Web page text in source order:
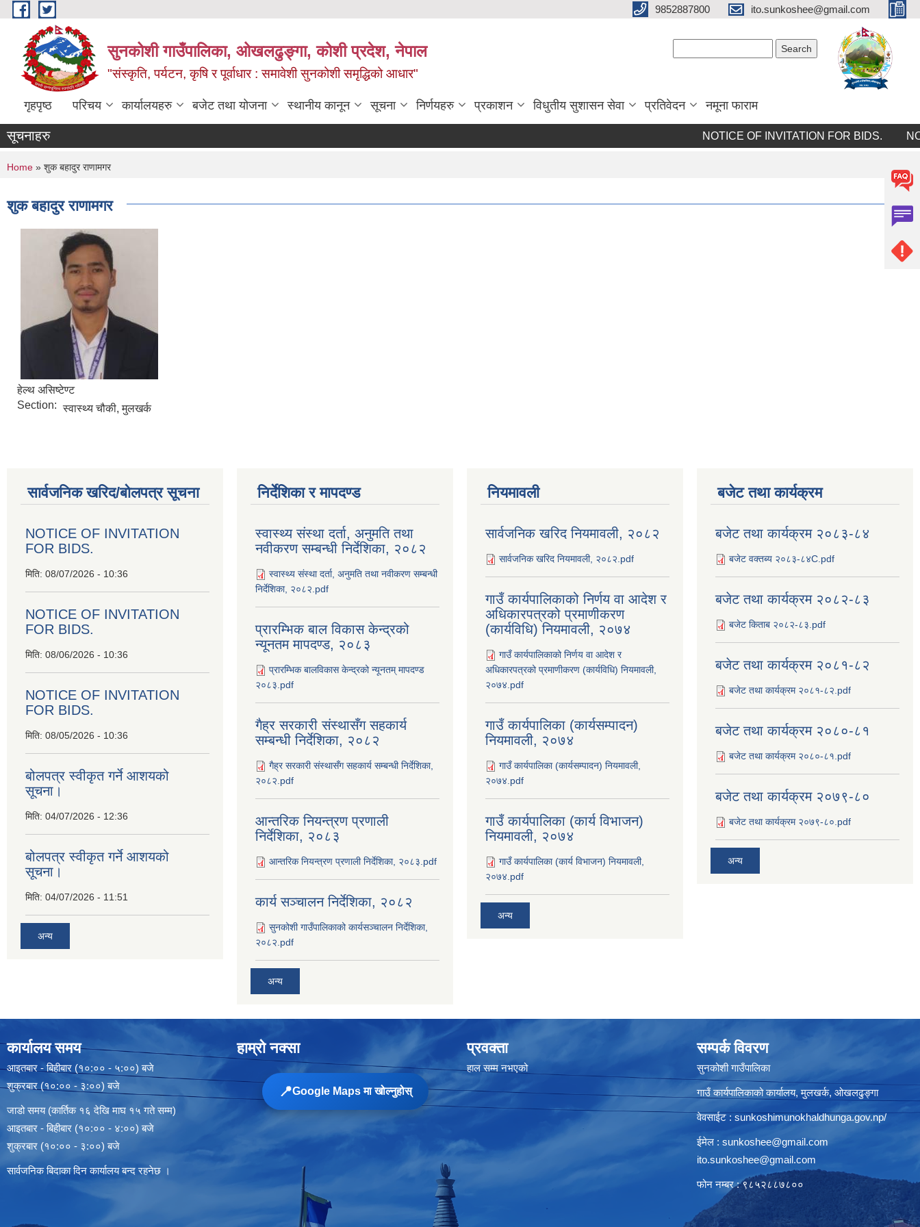
Skip to main content 9852887800 ito.sunkoshee@gmail.com
सुनकोशी गाउँपालिका, ओखलढुङ्गा, कोशी प्रदेश, नेपाल
"संस्कृति, पर्यटन, कृषि र पूर्वाधार : समावेशी सुनकोशी समृद्धिको आधार"
गृहपृष्ठ परिचय कार्यालयहरु बजेट तथा योजना स्थानीय कानून सूचना निर्णयहरु प्रकाशन विधुतीय सुशासन सेवा प्रतिवेदन नमूना फाराम
सूचनाहरु NOTICE OF INVITATION FOR BIDS.
You are here
Home » शुक बहादुर राणामगर
शुक बहादुर राणामगर
हेल्थ असिष्टेण्ट
Section: स्वास्थ्य चौकी, मुलखर्क
सार्वजनिक खरिद/बोलपत्र सूचना
NOTICE OF INVITATION
FOR BIDS.
मिति: 08/07/2026 - 10:36
NOTICE OF INVITATION
FOR BIDS.
मिति: 08/06/2026 - 10:36
NOTICE OF INVITATION
FOR BIDS.
मिति: 08/05/2026 - 10:36
बोलपत्र स्वीकृत गर्ने आशयको
सूचना।
मिति: 04/07/2026 - 12:36
बोलपत्र स्वीकृत गर्ने आशयको
सूचना।
मिति: 04/07/2026 - 11:51
अन्य
निर्देशिका र मापदण्ड
स्वास्थ्य संस्था दर्ता, अनुमति तथा
नवीकरण सम्बन्धी निर्देशिका, २०८२
स्वास्थ्य संस्था दर्ता, अनुमति तथा नवीकरण सम्बन्धी
निर्देशिका, २०८२.pdf
प्रारम्भिक बाल विकास केन्द्रको
न्यूनतम मापदण्ड, २०८३
प्रारम्भिक बालविकास केन्द्रको न्यूनतम् मापदण्ड
२०८३.pdf
गैह्र सरकारी संस्थासँग सहकार्य
सम्बन्धी निर्देशिका, २०८२
गैह्र सरकारी संस्थासँग सहकार्य सम्बन्धी निर्देशिका,
२०८२.pdf
आन्तरिक नियन्त्रण प्रणाली
निर्देशिका, २०८३
आन्तरिक नियन्त्रण प्रणाली निर्देशिका, २०८३.pdf
कार्य सञ्‍चालन निर्देशिका, २०८२
सुनकोशी गाउँपालिकाको कार्यसञ्‍चालन निर्देशिका,
२०८२.pdf
अन्य
नियमावली
सार्वजनिक खरिद नियमावली, २०८२
सार्वजनिक खरिद नियमावली, २०८२.pdf
गाउँ कार्यपालिकाको निर्णय वा आदेश र
अधिकारपत्रको प्रमाणीकरण
(कार्यविधि) नियमावली, २०७४
गाउँ कार्यपालिकाको निर्णय वा आदेश र
अधिकारपत्रको प्रमाणीकरण (कार्यविधि) नियमावली,
२०७४.pdf
गाउँ कार्यपालिका (कार्यसम्पादन)
नियमावली, २०७४
गाउँ कार्यपालिका (कार्यसम्पादन) नियमावली,
२०७४.pdf
गाउँ कार्यपालिका (कार्य विभाजन)
नियमावली, २०७४
गाउँ कार्यपालिका (कार्य विभाजन) नियमावली,
२०७४.pdf
अन्य
बजेट तथा कार्यक्रम
बजेट तथा कार्यक्रम २०८३-८४
बजेट वक्तब्य २०८३-८४C.pdf
बजेट तथा कार्यक्रम २०८२-८३
बजेट किताब २०८२-८३.pdf
बजेट तथा कार्यक्रम २०८१-८२
बजेट तथा कार्यक्रम २०८१-८२.pdf
बजेट तथा कार्यक्रम २०८०-८१
बजेट तथा कार्यक्रम २०८०-८१.pdf
बजेट तथा कार्यक्रम २०७९-८०
बजेट तथा कार्यक्रम २०७९-८०.pdf
अन्य
कार्यालय समय
आइतबार - बिहीबार (१०:०० - ५:००) बजे
शुक्रबार (१०:०० - ३:००) बजे
जाडो समय (कार्तिक १६ देखि माघ १५ गते सम्म)
आइतबार - बिहीबार (१०:०० - ४:००) बजे
शुक्रबार (१०:०० - ३:००) बजे
सार्वजनिक बिदाका दिन कार्यालय बन्द रहनेछ ।
हाम्रो नक्सा
📍Google Maps मा खोल्नुहोस्
प्रवक्ता
हाल सम्म नभएको
सम्पर्क विवरण
सुनकोशी गाउँपालिका
गाउँ कार्यपालिकाको कार्यालय, मुलखर्क, ओखलढुङ्गा
वेवसाईट : sunkoshimunokhaldhunga.gov.np/
ईमेल : sunkoshee@gmail.com
ito.sunkoshee@gmail.com
फोन नम्बर : ९८५२८८७८००